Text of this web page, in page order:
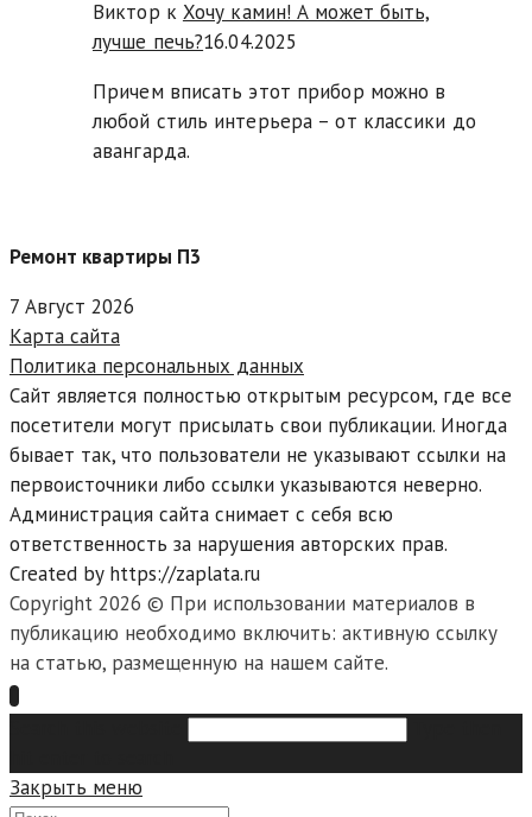
Виктор к Хочу камин! А может быть,
лучше печь?16.04.2025
Причем вписать этот прибор можно в
любой стиль интерьера – от классики до
авангарда.
Ремонт квартиры П3
7 Август 2026
Карта сайта
Политика персональных данных
Сайт является полностью открытым ресурсом, где все
посетители могут присылать свои публикации. Иногда
бывает так, что пользователи не указывают ссылки на
первоисточники либо ссылки указываются неверно.
Администрация сайта снимает с себя всю
ответственность за нарушения авторских прав.
Created by https://zaplata.ru
Copyright 2026 © При использовании материалов в
публикацию необходимо включить: активную ссылку
на статью, размещенную на нашем сайте.
Закрыть меню